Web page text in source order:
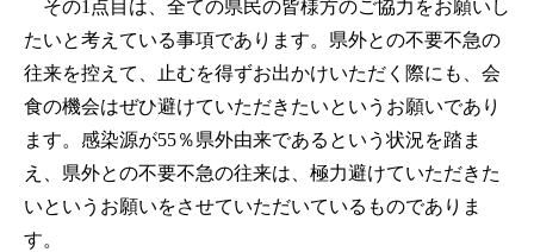
その1点目は、全ての県民の皆様方のご協力をお願いし
たいと考えている事項であります。県外との不要不急の
往来を控えて、止むを得ずお出かけいただく際にも、会
食の機会はぜひ避けていただきたいというお願いであり
ます。感染源が55％県外由来であるという状況を踏ま
え、県外との不要不急の往来は、極力避けていただきた
いというお願いをさせていただいているものでありま
す。